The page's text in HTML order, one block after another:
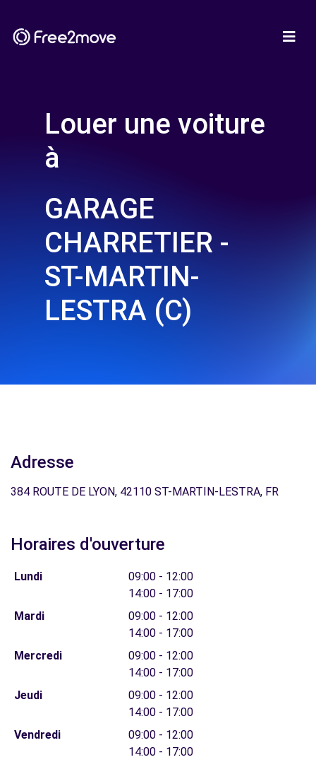
Louer une voiture
à
GARAGE
CHARRETIER -
ST-MARTIN-
LESTRA (C)
Adresse
384 ROUTE DE LYON, 42110 ST-MARTIN-LESTRA, FR
Horaires d'ouverture
Lundi
09:00 - 12:00
14:00 - 17:00
Mardi
09:00 - 12:00
14:00 - 17:00
Mercredi
09:00 - 12:00
14:00 - 17:00
Jeudi
09:00 - 12:00
14:00 - 17:00
Vendredi
09:00 - 12:00
14:00 - 17:00